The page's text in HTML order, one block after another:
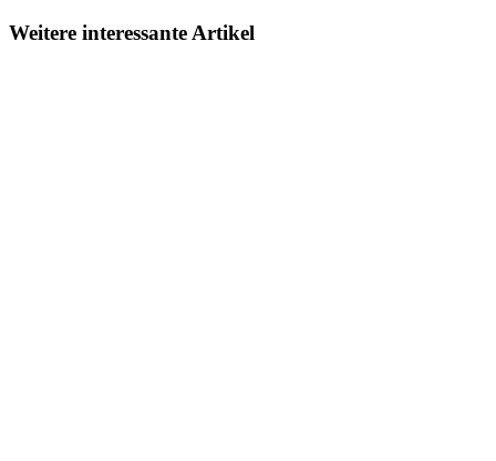
Weitere interessante Artikel